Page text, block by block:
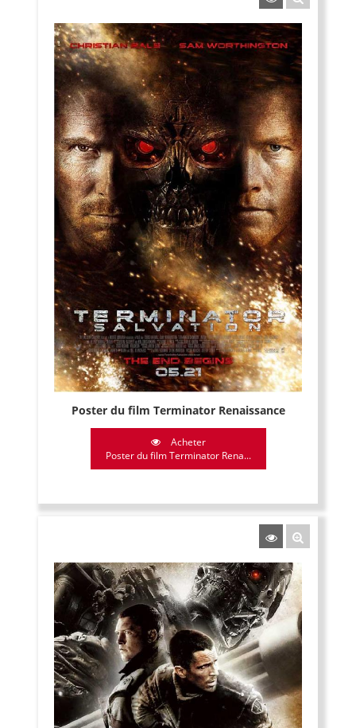
Poster du film Terminator Renaissance
Acheter
Poster du film Terminator Rena...